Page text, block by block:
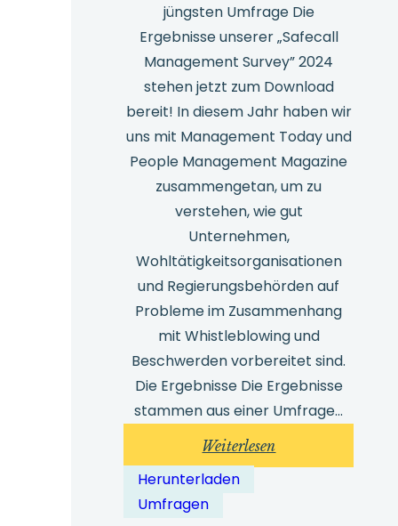
jüngsten Umfrage Die
Ergebnisse unserer „Safecall
Management Survey” 2024
stehen jetzt zum Download
bereit! In diesem Jahr haben wir
uns mit Management Today und
People Management Magazine
zusammengetan, um zu
verstehen, wie gut
Unternehmen,
Wohltätigkeitsorganisationen
und Regierungsbehörden auf
Probleme im Zusammenhang
mit Whistleblowing und
Beschwerden vorbereitet sind.
Die Ergebnisse Die Ergebnisse
stammen aus einer Umfrage...
Weiterlesen:
Safecall
Herunterladen
Umfragen